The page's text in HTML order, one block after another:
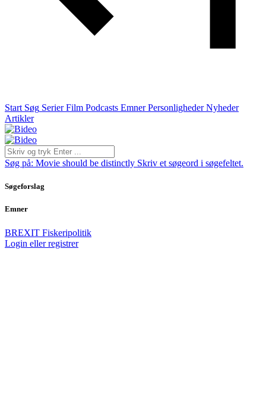
Start Søg Serier Film Podcasts Emner Personligheder Nyheder
Artikler
Søg på: Movie should be distinctly Skriv et søgeord i søgefeltet.
Søgeforslag
Emner
BREXIT Fiskeripolitik
Login eller registrer